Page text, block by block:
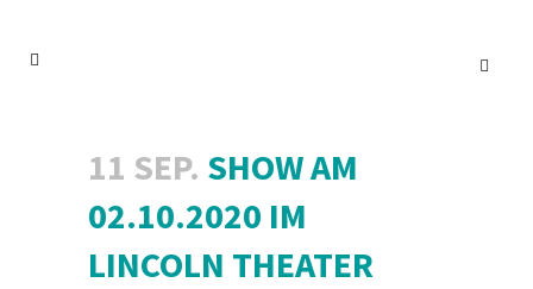
11 SEP. SHOW AM
02.10.2020 IM
LINCOLN THEATER